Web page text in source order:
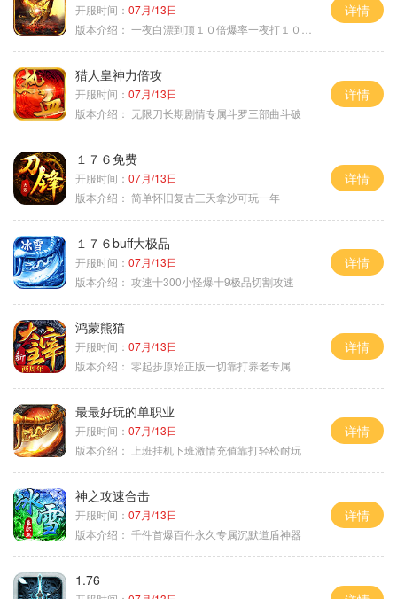
开服时间： 07月/13日
版本介绍： 一夜白漂到顶１０倍爆率一夜打１０００充
详情
猎人皇神力倍攻
开服时间： 07月/13日
版本介绍： 无限刀长期剧情专属斗罗三部曲斗破
详情
１７６免费
开服时间： 07月/13日
版本介绍： 简单怀旧复古三天拿沙可玩一年
详情
１７６buff大极品
开服时间： 07月/13日
版本介绍： 攻速十300小怪爆十9极品切割攻速
详情
鸿蒙熊猫
开服时间： 07月/13日
版本介绍： 零起步原始正版一切靠打养老专属
详情
最最好玩的单职业
开服时间： 07月/13日
版本介绍：
上班挂机下班激情充值靠打轻松耐玩
详情
神之攻速合击
开服时间： 07月/13日
版本介绍： 千件首爆百件永久专属沉默道盾神器
详情
1.76